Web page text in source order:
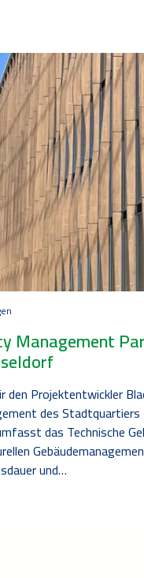
Management
Projektentwickler
des
das Technische
und…